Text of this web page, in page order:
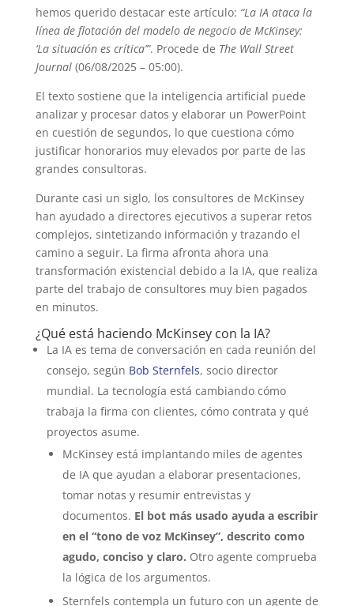
hemos querido destacar este artículo: “La IA ataca la
línea de flotación del modelo de negocio de McKinsey:
‘La situación es crítica’”. Procede de The Wall Street
Journal(06/08/2025 – 05:00).
El texto sostiene que la inteligencia artificial puede
analizar y procesar datos y elaborar un PowerPoint
en cuestión de segundos, lo que cuestiona cómo
justificar honorarios muy elevados por parte de las
grandes consultoras.
Durante casi un siglo, los consultores de McKinsey
han ayudado a directores ejecutivos a superar retos
complejos, sintetizando información y trazando el
camino a seguir. La firma afronta ahora una
transformación existencial debido a la IA, que realiza
parte del trabajo de consultores muy bien pagados
en minutos.
¿Qué está haciendo McKinsey con la IA?
La IA es tema de conversación en cada reunión del
consejo, según Bob Sternfels, socio director
mundial. La tecnología está cambiando cómo
trabaja la firma con clientes, cómo contrata y qué
proyectos asume.
McKinsey está implantando miles de agentes
de IA que ayudan a elaborar presentaciones,
tomar notas y resumir entrevistas y
documentos. El bot más usado ayuda a escribir
en el “tono de voz McKinsey”, descrito como
agudo, conciso y claro. Otro agente comprueba
la lógica de los argumentos.
Sternfels contempla un futuro con un agente de